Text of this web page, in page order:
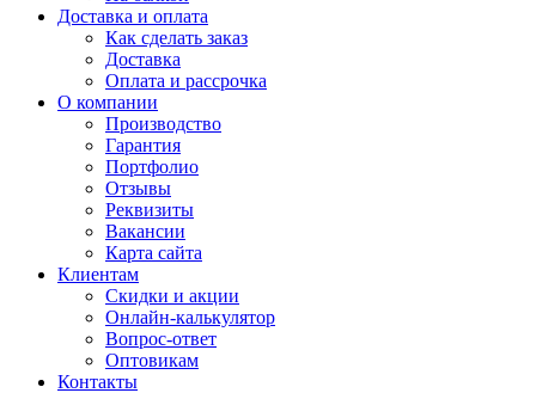
Доставка и оплата
Как сделать заказ
Доставка
Оплата и рассрочка
О компании
Производство
Гарантия
Портфолио
Отзывы
Реквизиты
Вакансии
Карта сайта
Клиентам
Скидки и акции
Онлайн-калькулятор
Вопрос-ответ
Оптовикам
Контакты